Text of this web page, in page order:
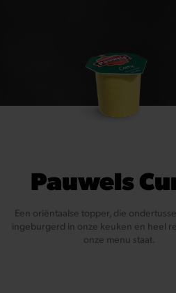
Pauwels
Een oriëntaalse topper, die
ingeburgerd in onze keuken en heel
onze menu staat.